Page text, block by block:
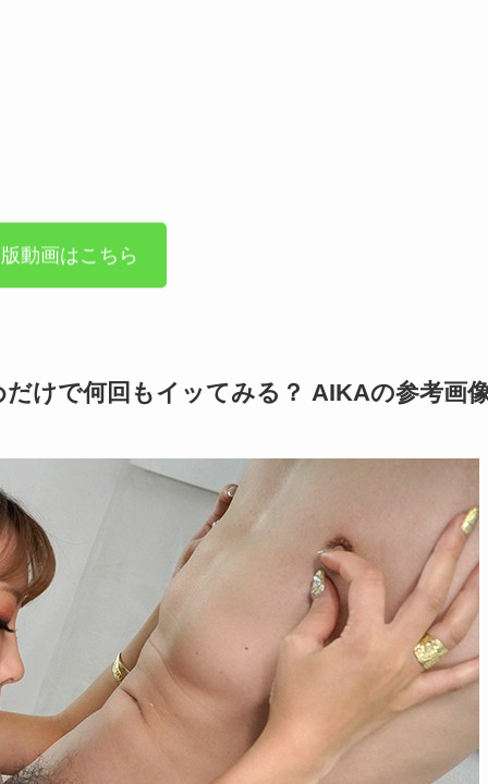
動画はこちら
けで何回もイッてみる？ AIKAの参考画